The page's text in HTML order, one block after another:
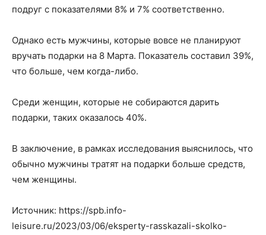
подруг с показателями 8% и 7% соответственно.
Однако есть мужчины, которые вовсе не планируют
вручать подарки на 8 Марта. Показатель составил 39%,
что больше, чем когда-либо.
Среди женщин, которые не собираются дарить
подарки, таких оказалось 40%.
В заключение, в рамках исследования выяснилось, что
обычно мужчины тратят на подарки больше средств,
чем женщины.
Источник: https://spb.info-
leisure.ru/2023/03/06/eksperty-rasskazali-skolko-